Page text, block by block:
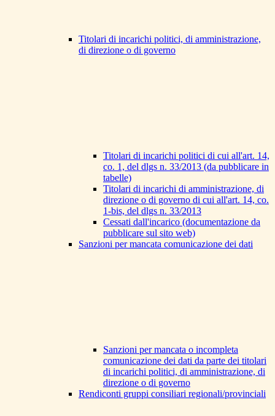
Titolari di incarichi politici, di amministrazione,
di direzione o di governo
Titolari di incarichi politici di cui all'art. 14,
co. 1, del dlgs n. 33/2013 (da pubblicare in
tabelle)
Titolari di incarichi di amministrazione, di
direzione o di governo di cui all'art. 14, co.
1-bis, del dlgs n. 33/2013
Cessati dall'incarico (documentazione da
pubblicare sul sito web)
Sanzioni per mancata comunicazione dei dati
Sanzioni per mancata o incompleta
comunicazione dei dati da parte dei titolari
di incarichi politici, di amministrazione, di
direzione o di governo
Rendiconti gruppi consiliari regionali/provinciali